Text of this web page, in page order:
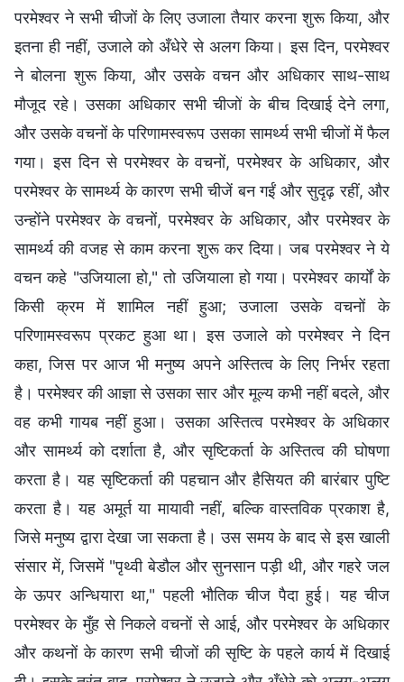
परमेश्वर ने सभी चीजों के लिए उजाला तैयार करना शुरू किया, और
इतना ही नहीं, उजाले को अँधेरे से अलग किया। इस दिन, परमेश्वर
ने बोलना शुरू किया, और उसके वचन और अधिकार साथ-साथ
मौजूद रहे। उसका अधिकार सभी चीजों के बीच दिखाई देने लगा,
और उसके वचनों के परिणामस्वरूप उसका सामर्थ्‍य सभी चीजों में फैल
गया। इस दिन से परमेश्वर के वचनों, परमेश्वर के अधिकार, और
परमेश्वर के सामर्थ्‍य के कारण सभी चीजें बन गईं और सुदृढ़ रहीं, और
उन्होंने परमेश्वर के वचनों, परमेश्वर के अधिकार, और परमेश्वर के
सामर्थ्‍य की वजह से काम करना शुरू कर दिया। जब परमेश्वर ने ये
वचन कहे "उजियाला हो," तो उजियाला हो गया। परमेश्वर कार्यों के
किसी क्रम में शामिल नहीं हुआ; उजाला उसके वचनों के
परिणामस्वरूप प्रकट हुआ था। इस उजाले को परमेश्वर ने दिन
कहा, जिस पर आज भी मनुष्य अपने अस्तित्व के लिए निर्भर रहता
है। परमेश्वर की आज्ञा से उसका सार और मूल्य कभी नहीं बदले, और
वह कभी गायब नहीं हुआ। उसका अस्तित्व परमेश्वर के अधिकार
और सामर्थ्‍य को दर्शाता है, और सृष्टिकर्ता के अस्तित्व की घोषणा
करता है। यह सृष्टिकर्ता की पहचान और हैसियत की बारंबार पुष्टि
करता है। यह अमूर्त या मायावी नहीं, बल्कि वास्तविक प्रकाश है,
जिसे मनुष्य द्वारा देखा जा सकता है। उस समय के बाद से इस खाली
संसार में, जिसमें "पृथ्वी बेडौल और सुनसान पड़ी थी, और गहरे जल
के ऊपर अन्धियारा था," पहली भौतिक चीज पैदा हुई। यह चीज
परमेश्वर के मुँह से निकले वचनों से आई, और परमेश्वर के अधिकार
और कथनों के कारण सभी चीजों की सृष्टि के पहले कार्य में दिखाई